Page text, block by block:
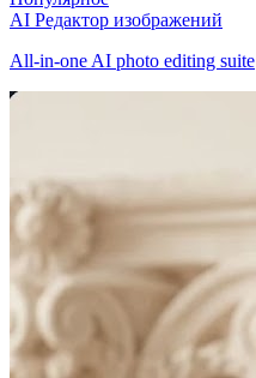
AI Редактор изображений
All-in-one AI photo editing suite